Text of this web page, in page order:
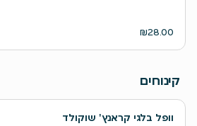
₪28.00
קינוחים
וופל בלגי קראנץ' שוקולד